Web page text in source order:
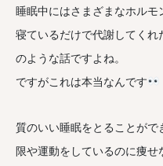
睡眠中にはさまざまなホルモ
寝ているだけで代謝してく
のような話ですよね。
ですがこれは本当なんです
質のいい睡眠をとることがで
限や運動をしているのに痩